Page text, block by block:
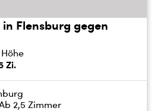
Flensburg gegen
Zi.
2,5 Zimmer